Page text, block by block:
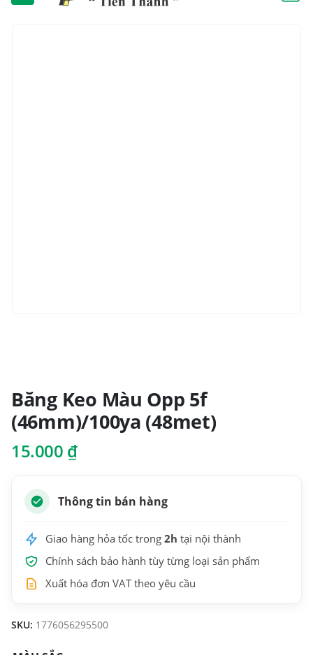
Băng Keo Màu Opp 5f
(46mm)/100ya (48met)
15.000 ₫
Thông tin bán hàng
Giao hàng hỏa tốc trong 2h tại nội thành
Chính sách bảo hành tùy từng loại sản phẩm
Xuất hóa đơn VAT theo yêu cầu
SKU: 1776056295500